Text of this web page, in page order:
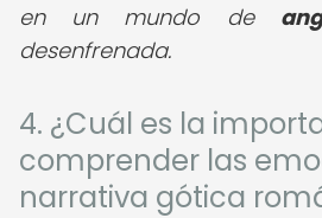
en un mundo de
desenfrenada.
4. ¿Cuál es la
comprender las
narrativa gótica